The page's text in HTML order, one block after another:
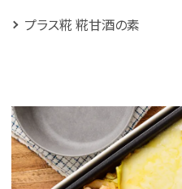
プラス糀 糀甘酒の素